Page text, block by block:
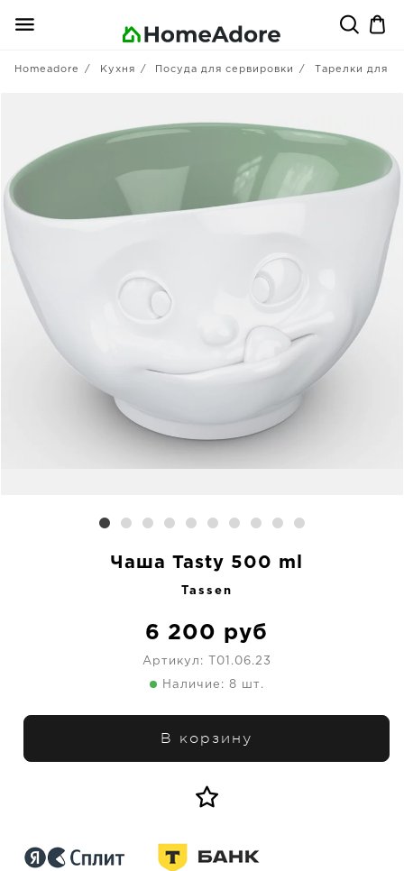
Homeadore Кухня Посуда для сервировки Тарелки для
Чаша Tasty 500 ml
Tassen
6 200 руб
Артикул: T01.06.23
Наличие: 8 шт.
В корзину